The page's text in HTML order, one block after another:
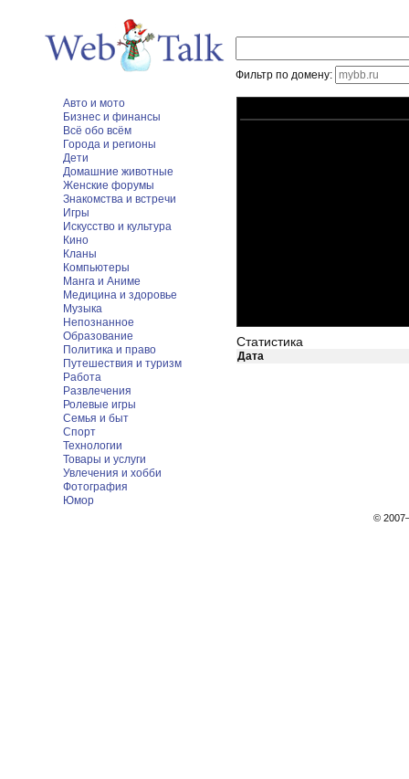
Фильтр по домену:
Авто и мото
Бизнес и финансы
Всё обо всём
Города и регионы
Дети
Домашние животные
Женские форумы
Знакомства и встречи
Игры
Искусство и культура
Кино
Кланы
Компьютеры
Манга и Аниме
Медицина и здоровье
Музыка
Непознанное
Образование
Политика и право
Путешествия и туризм
Работа
Развлечения
Ролевые игры
Семья и быт
Спорт
Технологии
Товары и услуги
Увлечения и хобби
Фотография
Юмор
Статистика
Дата
©